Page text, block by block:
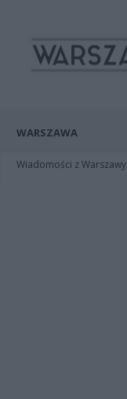
WARSZAWA
Wiadomości z Warszawy